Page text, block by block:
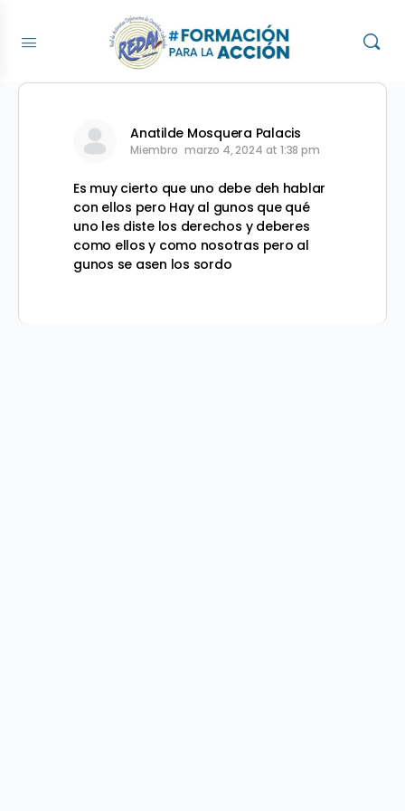
Anatilde Mosquera Palacis
Miembro marzo 4, 2024 at 1:38 pm
Es muy cierto que uno debe deh hablar
con ellos pero Hay al gunos que qué
uno les diste los derechos y deberes
como ellos y como nosotras pero al
gunos se asen los sordo